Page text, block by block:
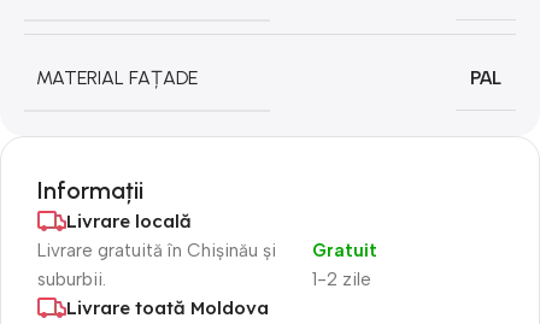
MATERIAL FAȚADE PAL
Informații
Livrare locală
Livrare gratuită în Chișinău și
suburbii.
1-2 zile
Gratuit
Livrare toată Moldova